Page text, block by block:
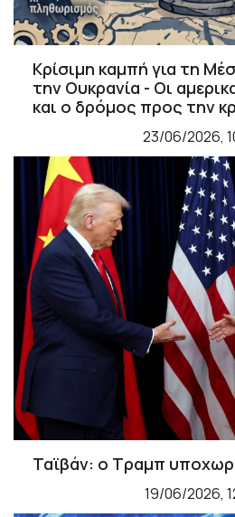
Κρίσιμη καμπή για τη
την Ουκρανία - Οι
και ο δρόμος προς την
23/06/2026,
Ταϊβάν: ο Τραμπ
19/06/2026,